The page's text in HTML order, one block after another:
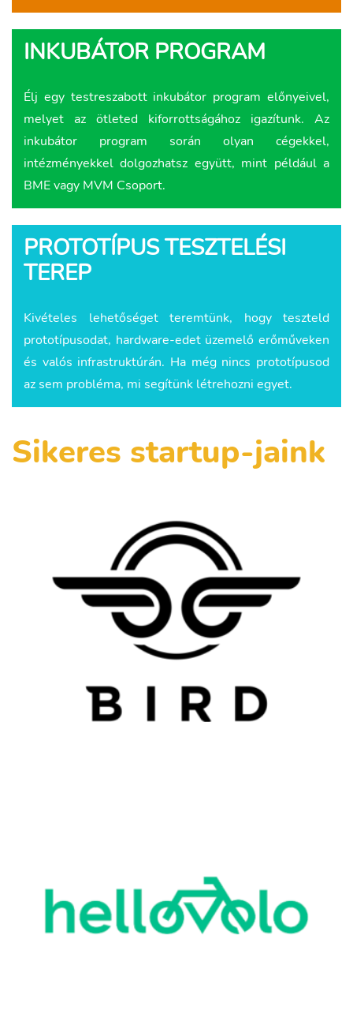
INKUBÁTOR PROGRAM
Élj egy testreszabott inkubátor program előnyeivel,
melyet az ötleted kiforrottságához igazítunk. Az
inkubátor program során olyan cégekkel,
intézményekkel dolgozhatsz együtt, mint például a
BME vagy MVM Csoport.
PROTOTÍPUS TESZTELÉSI
TEREP
Kivételes lehetőséget teremtünk, hogy teszteld
prototípusodat, hardware-edet üzemelő erőműveken
és valós infrastruktúrán. Ha még nincs prototípusod
az sem probléma, mi segítünk létrehozni egyet.
Sikeres startup-jaink